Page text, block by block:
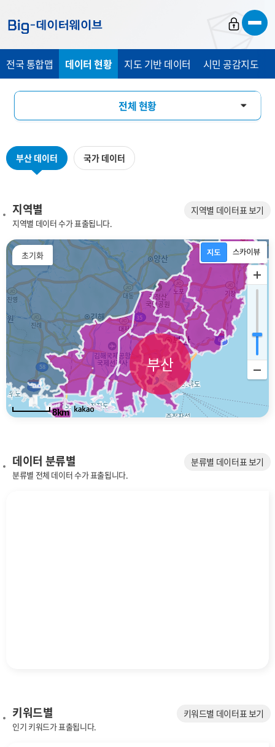
가
기
가
기
가
기
전국 통합맵 데이터 현황 지도 기반 데이터 시민 공감지도
전체 현황
데이터 분류별
부산 데이터 국가 데이터
지역별
지역별 데이터 수가 표출됩니다.
지역별 데이터표 보기
부산
8km
초기화
데이터 분류별
분류별 전체 데이터 수가 표출됩니다.
분류별 데이터표 보기
키워드별
인기 키워드가 표출됩니다.
키워드별 데이터표 보기